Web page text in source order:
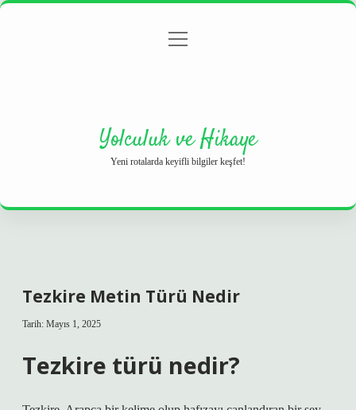
Gizlilik Politikası
menüyü
Yolculuk ve Hikaye
Yeni rotalarda keyifli bilgiler keşfet!
Tezkire Metin Türü Nedir
Tarih: Mayıs 1, 2025
Tezkire türü nedir?